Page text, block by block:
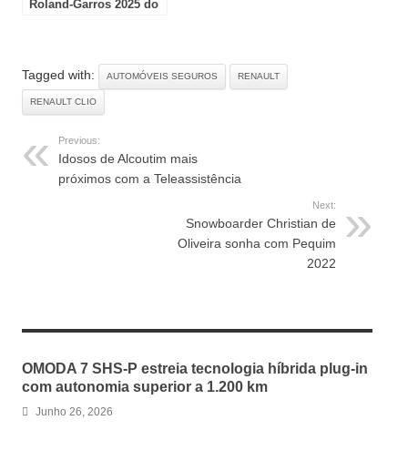
Roland-Garros 2025 do
Tagged with: AUTOMÓVEIS SEGUROS RENAULT
RENAULT CLIO
Previous:
Idosos de Alcoutim mais
próximos com a Teleassistência
Next:
Snowboarder Christian de
Oliveira sonha com Pequim
2022
OMODA 7 SHS-P estreia tecnologia híbrida plug-in
com autonomia superior a 1.200 km
Junho 26, 2026